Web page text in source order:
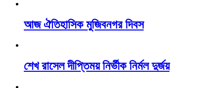
আজ ঐতিহাসিক মুজিবনগর দিবস
শেখ রাসেল দীপ্তিময় নির্ভীক নির্মল দুর্জয়